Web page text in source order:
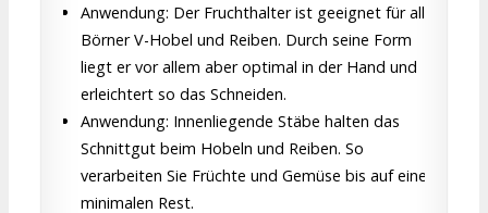
Anwendung: Der Fruchthalter ist geeignet für alle
Börner V-Hobel und Reiben. Durch seine Form
liegt er vor allem aber optimal in der Hand und
erleichtert so das Schneiden.
Anwendung: Innenliegende Stäbe halten das
Schnittgut beim Hobeln und Reiben. So
verarbeiten Sie Früchte und Gemüse bis auf einen
minimalen Rest.